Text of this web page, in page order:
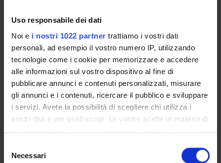
Uso responsabile dei dati
Noi e i nostri 1022 partner trattiamo i vostri dati
personali, ad esempio il vostro numero IP, utilizzando
tecnologie come i cookie per memorizzare e accedere
alle informazioni sul vostro dispositivo al fine di
pubblicare annunci e contenuti personalizzati, misurare
gli annunci e i contenuti, ricercare il pubblico e sviluppare
i servizi. Avete la possibilità di scegliere chi utilizza i
vostri dati e per quali scopi. Le vostre scelte in materia di
privacy sono applicabili solo su questa proprietà digitale
modificare o revocare il proprio consenso in qualsiasi
delNecessari
PHD PROGRAMMES AND POSTGRADUATE
TRAINING
Contacts
People
Places
Calendar